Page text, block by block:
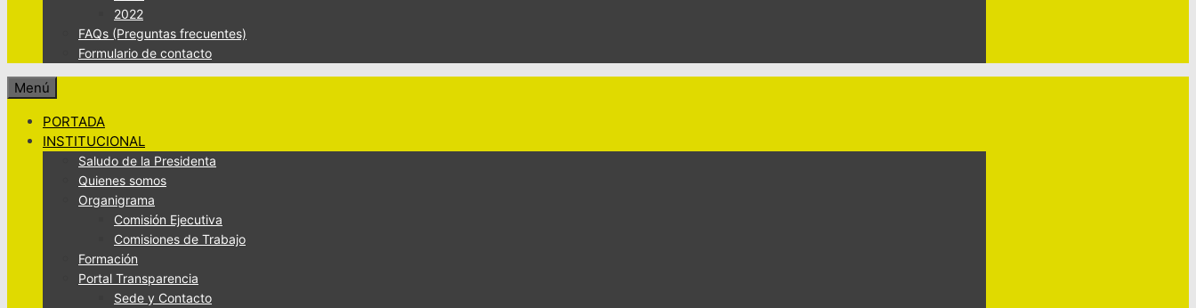
2022
FAQs (Preguntas frecuentes)
Formulario de contacto
Menú
PORTADA
INSTITUCIONAL
Saludo de la Presidenta
Quienes somos
Organigrama
Comisión Ejecutiva
Comisiones de Trabajo
Formación
Portal Transparencia
Sede y Contacto